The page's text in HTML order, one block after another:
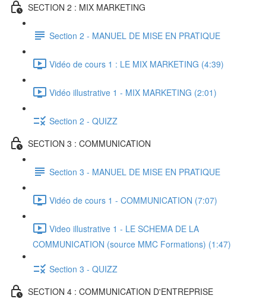
SECTION 2 : MIX MARKETING
Section 2 - MANUEL DE MISE EN PRATIQUE
Vidéo de cours 1 : LE MIX MARKETING (4:39)
Vidéo illustrative 1 - MIX MARKETING (2:01)
Section 2 - QUIZZ
SECTION 3 : COMMUNICATION
Section 3 - MANUEL DE MISE EN PRATIQUE
Vidéo de cours 1 - COMMUNICATION (7:07)
Video illustrative 1 - LE SCHEMA DE LA
COMMUNICATION (source MMC Formations) (1:47)
Section 3 - QUIZZ
SECTION 4 : COMMUNICATION D'ENTREPRISE